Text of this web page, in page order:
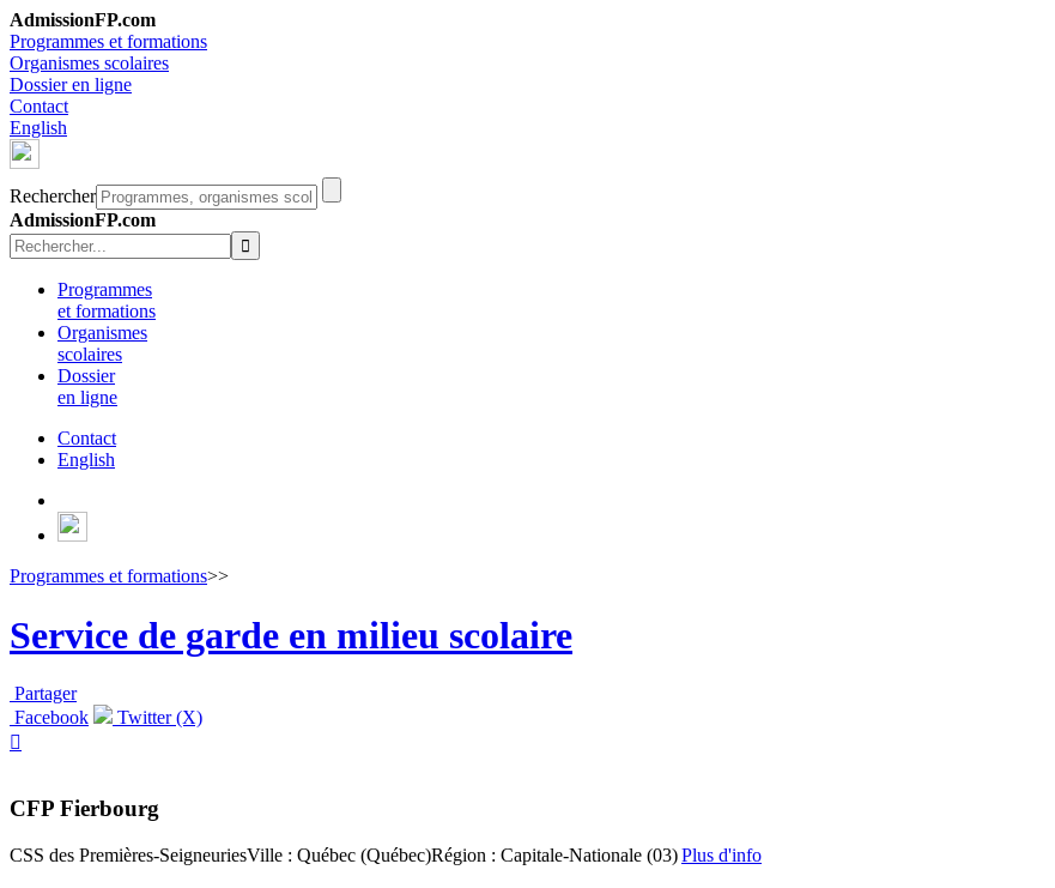
AdmissionFP.com
Programmes et formations
Organismes scolaires
Dossier en ligne
Contact
English
Rechercher
AdmissionFP.com
Programmes
et formations
Organismes
scolaires
Dossier
en ligne
Contact
English
Programmes et formations>>
Service de garde en milieu scolaire
Partager
Facebook
Twitter (X)

CFP Fierbourg
CSS des Premières-SeigneuriesVille : Québec (Québec)Région : Capitale-Nationale (03)Plus d'info